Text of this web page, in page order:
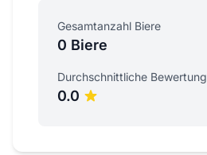
Gesamtanzahl Biere
0 Biere
Durchschnittliche Bewertung
0.0